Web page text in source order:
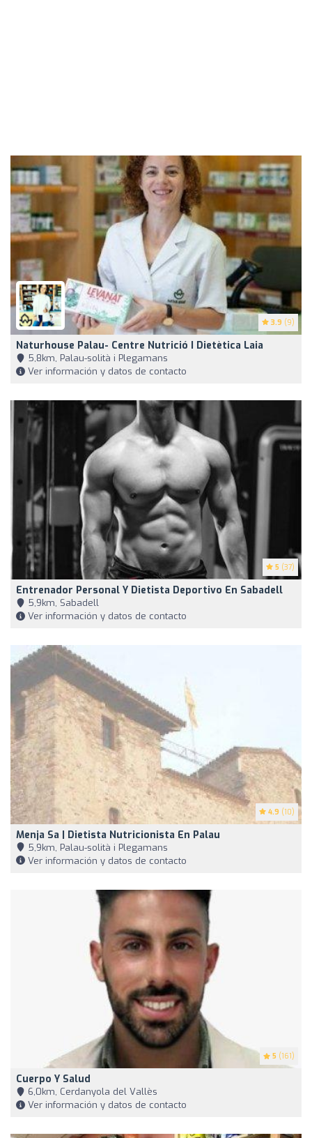
3.9 (9)
Naturhouse Palau- Centre Nutrició I Dietètica Laia
5,8km, Palau-solità i Plegamans
Ver información y datos de contacto
5 (37)
Entrenador Personal Y Dietista Deportivo En Sabadell
5,9km, Sabadell
Ver información y datos de contacto
4.9 (10)
Menja Sa | Dietista Nutricionista En Palau
5,9km, Palau-solità i Plegamans
Ver información y datos de contacto
5 (161)
Cuerpo Y Salud
6,0km, Cerdanyola del Vallès
Ver información y datos de contacto